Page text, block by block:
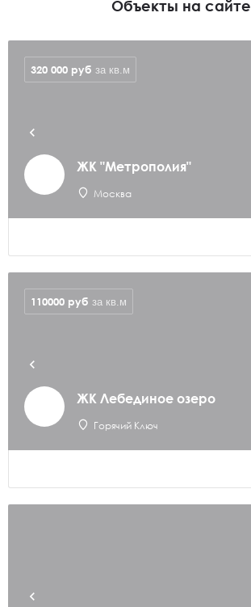
Объекты на сайте
ЖК "Метрополия"
Москва
320 000 руб за кв.м
ЖК Лебединое озеро
Горячий Ключ
110000 руб за кв.м